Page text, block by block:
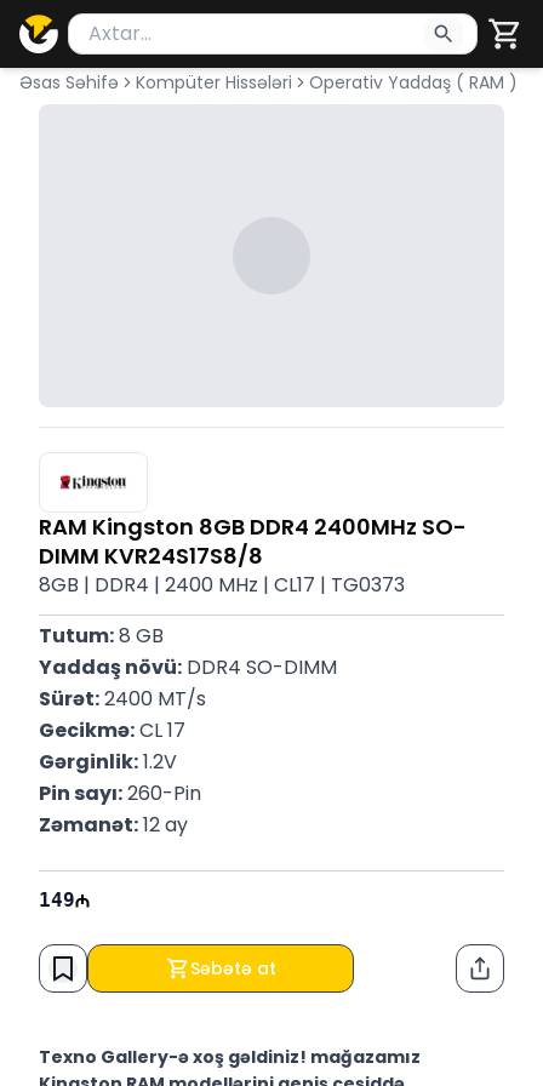
Məhsul axtar
Axtarış üçün ən azı 2 simvol yazın. Göndərmək
Əsas Səhifə Kompüter Hissələri Operativ Yaddaş ( RAM )
RAM Kingston 8GB DDR4 2400MHz SO-
DIMM KVR24S17S8/8
8GB | DDR4 | 2400 MHz | CL17 | TG0373
Tutum: 8 GB
Yaddaş növü: DDR4 SO-DIMM
Sürət: 2400 MT/s
Gecikmə: CL 17
Gərginlik: 1.2V
Pin sayı: 260-Pin
Zəmanət: 12 ay
149
Səbətə at
Texno Gallery-ə xoş gəldiniz! mağazamız